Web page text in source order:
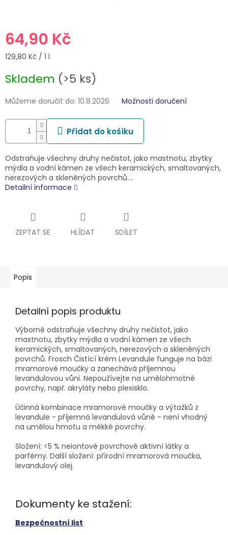
64,90 Kč
Měrná
129,80 Kč / 1 l
Skladem (>5 ks)
Můžeme doručit do: 10.8.2026 Možnosti doručení
Přidat do košíku
Odstraňuje všechny druhy nečistot, jako mastnotu, zbytky
mýdla a vodní kámen ze všech keramických, smaltovaných,
nerezových a skleněných povrchů.…
Detailní informace
ZEPTAT SE HLÍDAT SDÍLET
Popis
Detailní popis produktu
Výborně odstraňuje všechny druhy nečistot, jako
mastnotu, zbytky mýdla a vodní kámen ze všech
keramických, smaltovaných, nerezových a skleněných
povrchů. Frosch Čistící krém Levandule funguje na bázi
mramorové moučky a zanechává příjemnou
levandulovou vůni. Nepoužívejte na umělohmotné
povrchy, např. akryláty nebo plexisklo.
Účinná kombinace mramorové moučky a výtažků z
levandule - příjemná levandulová vůně - není vhodný
na umělou hmotu a měkké povrchy.
Složení: <5 % neiontové povrchově aktivní látky a
parfémy. Další složení: přírodní mramorová moučka,
levandulový olej.
Dokumenty ke stažení:
Bezpečnostní list